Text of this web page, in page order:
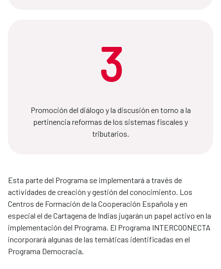
3
Promoción del diálogo y la discusión en torno a la
pertinencia reformas de los sistemas fiscales y
tributarios.
Esta parte del Programa se implementará a través de
actividades de creación y gestión del conocimiento. Los
Centros de Formación de la Cooperación Española y en
especial el de Cartagena de Indias jugarán un papel activo en la
implementación del Programa. El Programa INTERCOONECTA
incorporará algunas de las temáticas identificadas en el
Programa Democracia.